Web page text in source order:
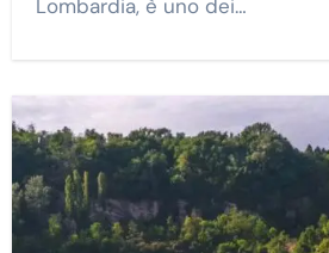
Lombardia, è uno dei…